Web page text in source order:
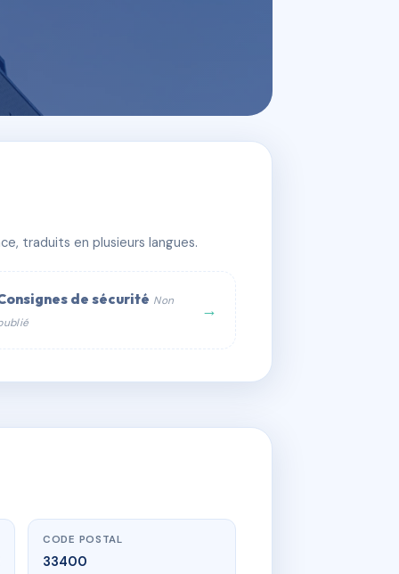
traduits en plusieurs langues.
de sécurité Non
→
CODE POSTAL
33400